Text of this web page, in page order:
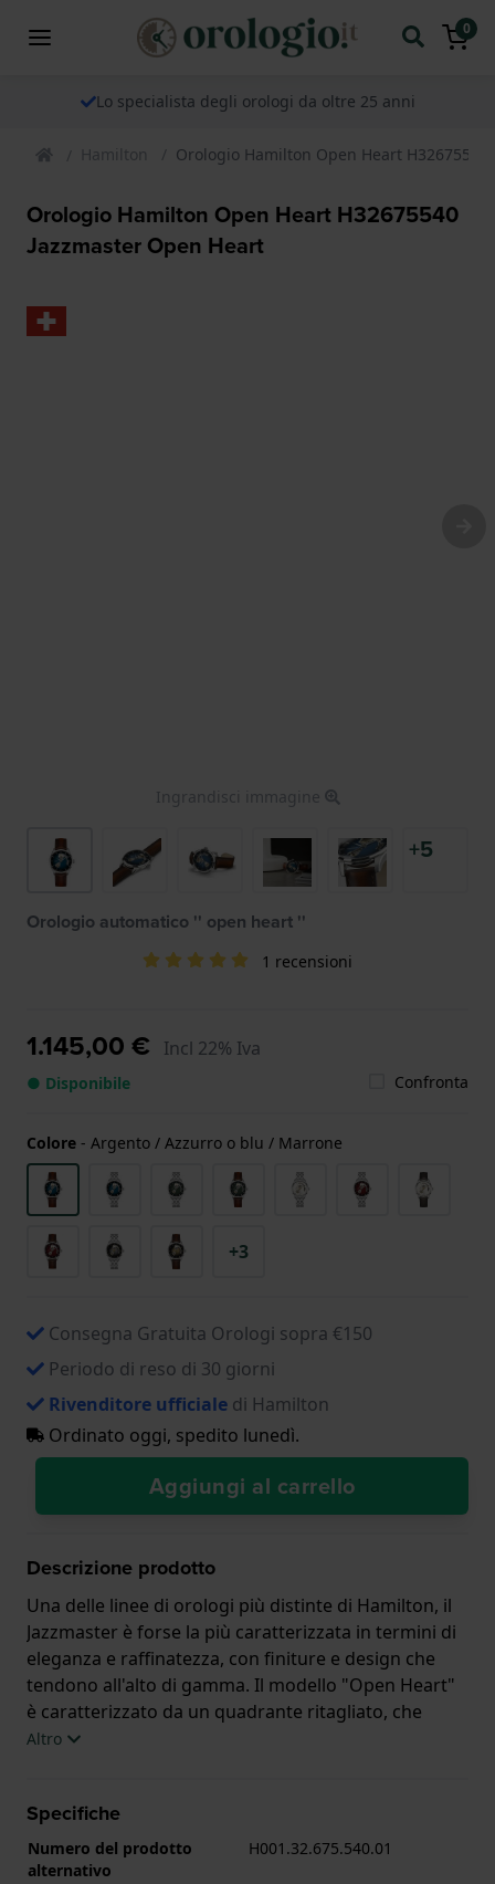
0
Lo specialista degli orologi da oltre 25 anni
Hamilton Orologio Hamilton Open Heart H32675540
Orologio Hamilton Open Heart H32675540
Jazzmaster Open Heart
Ingrandisci immagine
+5
Orologio automatico '' open heart ''
1 recensioni
1.145,00 € Incl 22% Iva
● Disponibile Confronta
Colore - Argento / Azzurro o blu / Marrone
+3
Consegna Gratuita Orologi sopra €150
Periodo di reso di 30 giorni
Rivenditore ufficiale di Hamilton
Ordinato oggi, spedito lunedì.
Aggiungi al carrello
Descrizione prodotto
Una delle linee di orologi più distinte di Hamilton, il
Jazzmaster è forse la più caratterizzata in termini di
eleganza e raffinatezza, con finiture e design che
tendono all'alto di gamma. Il modello "Open Heart"
è caratterizzato da un quadrante ritagliato, che
rivela le aree chiave del movimento sottostante. In
il suo aspetto caratteristico. Sono esposti alcuni
rubini dell'orologio, il treno di ingranaggi, il
cricchetto e il bilanciere. Il quadrante è a raggiera
Altro
Specifiche
Numero del prodotto
alternativo
H001.32.675.540.01